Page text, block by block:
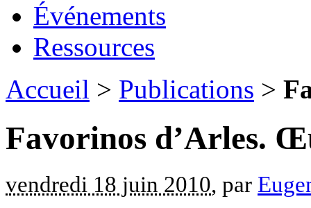
Événements
Ressources
Accueil > Publications >
Favorinos d’Arles.
vendredi 18 juin 2010, par